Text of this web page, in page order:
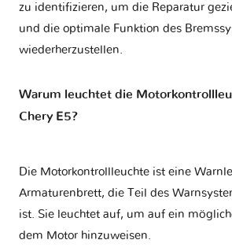
zu identifizieren, um die Reparatur
und die optimale Funktion des
wiederherzustellen.
Warum leuchtet die
Chery E5?
Die Motorkontrollleuchte ist eine
Armaturenbrett, die Teil des
ist. Sie leuchtet auf, um auf ein
dem Motor hinzuweisen.